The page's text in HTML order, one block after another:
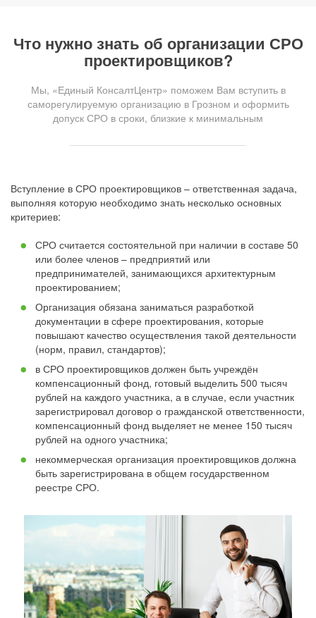
Что нужно знать об организации СРО
проектировщиков?
Мы, «Единый КонсалтЦентр» поможем Вам вступить в
саморегулируемую организацию в Грозном и оформить
допуск СРО в сроки, близкие к минимальным
Вступление в СРО проектировщиков – ответственная задача,
выполняя которую необходимо знать несколько основных
критериев:
СРО считается состоятельной при наличии в составе 50
или более членов – предприятий или
предпринимателей, занимающихся архитектурным
проектированием;
Организация обязана заниматься разработкой
документации в сфере проектирования, которые
повышают качество осуществления такой деятельности
(норм, правил, стандартов);
в СРО проектировщиков должен быть учреждён
компенсационный фонд, готовый выделить 500 тысяч
рублей на каждого участника, а в случае, если участник
зарегистрировал договор о гражданской ответственности,
компенсационный фонд выделяет не менее 150 тысяч
рублей на одного участника;
некоммерческая организация проектировщиков должна
быть зарегистрирована в общем государственном
реестре СРО.